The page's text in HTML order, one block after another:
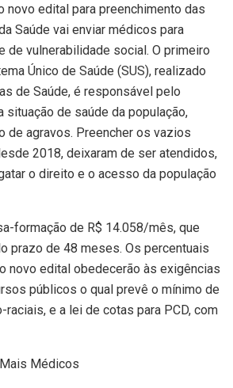
novo edital para preenchimento das
Saúde vai enviar médicos para
de vulnerabilidade social. O primeiro
Único de Saúde (SUS), realizado
de Saúde, é responsável pelo
situação de saúde da população,
de agravos. Preencher os vazios
2018, deixaram de ser atendidos,
o direito e o acesso da população
formação de R$ 14.058/mês, que
prazo de 48 meses. Os percentuais
novo edital obedecerão às exigências
públicos o qual prevê o mínimo de
e a lei de cotas para PCD, com
Médicos